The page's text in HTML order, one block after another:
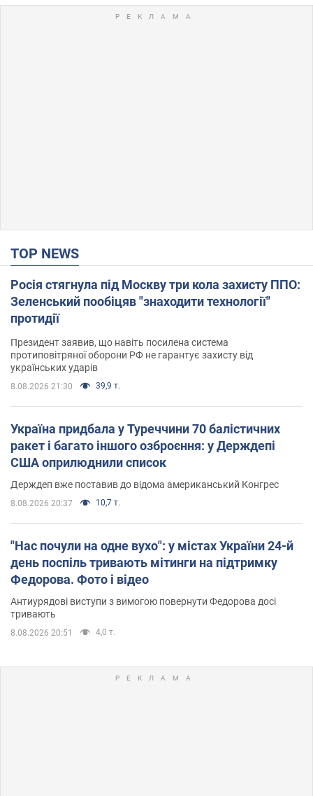
TOP NEWS
Росія стягнула під Москву три кола захисту ППО:
Зеленський пообіцяв "знаходити технології"
протидії
Президент заявив, що навіть посилена система
протиповітряної оборони РФ не гарантує захисту від
українських ударів
8.08.2026 21:30 39,9 т.
Україна придбала у Туреччини 70 балістичних
ракет і багато іншого озброєння: у Держдепі
США оприлюднили список
Держдеп вже поставив до відома американський Конгрес
8.08.2026 20:37 10,7 т.
"Нас почули на одне вухо": у містах України 24-й
день поспіль тривають мітинги на підтримку
Федорова. Фото і відео
Антиурядові виступи з вимогою повернути Федорова досі
тривають
8.08.2026 20:51 4,0 т.